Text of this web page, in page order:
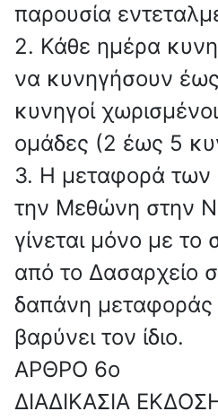
παρουσία
2. Κάθε ημέρα
να κυνηγήσουν
κυνηγοί
ομάδες (2 έως 5
3. Η μεταφορά
την Μεθώνη στην
γίνεται μόνο με
από το Δασαρχείο
δαπάνη
βαρύνει τον ίδιο.
ΑΡΘΡΟ 6o
ΔΙΑΔΙΚΑΣΙΑ